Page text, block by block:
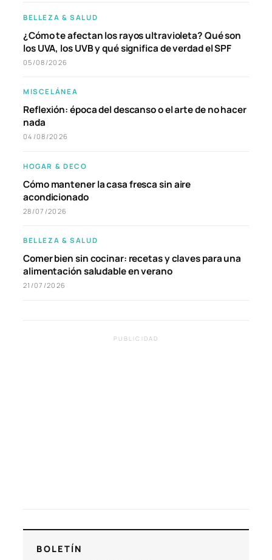
BELLEZA & SALUD
¿Cómo te afectan los rayos ultravioleta? Qué son
los UVA, los UVB y qué significa de verdad el SPF
05/08/2026
MISCELÁNEA
Reflexión: época del descanso o el arte de no hacer
nada
04/08/2026
HOGAR & DECO
Cómo mantener la casa fresca sin aire
acondicionado
28/07/2026
BELLEZA & SALUD
Comer bien sin cocinar: recetas y claves para una
alimentación saludable en verano
21/07/2026
PUBLICIDAD
BOLETÍN